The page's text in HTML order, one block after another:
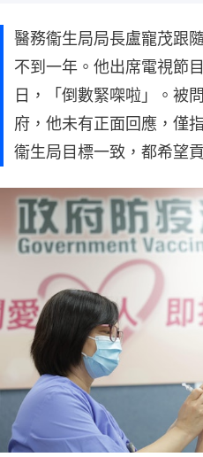
醫務衞生局局長盧寵茂跟
不到一年。他出席電視節
日，「倒數緊㗎啦」。被
府，他未有正面回應，僅
衞生局目標一致，都希望